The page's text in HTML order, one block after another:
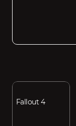
Fallout 4